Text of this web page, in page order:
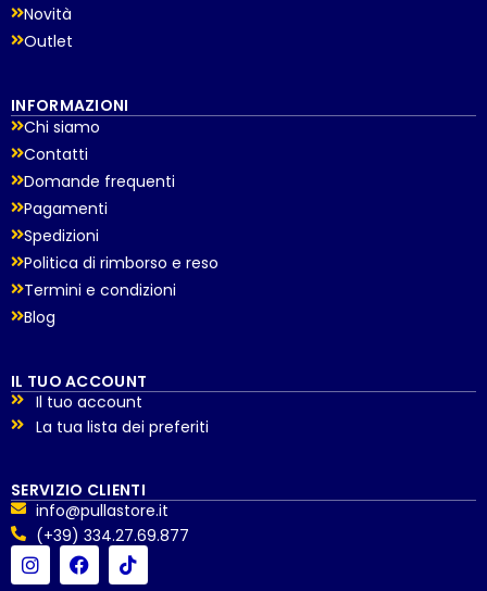
Novità
Outlet
INFORMAZIONI
Chi siamo
Contatti
Domande frequenti
Pagamenti
Spedizioni
Politica di rimborso e reso
Termini e condizioni
Blog
IL TUO ACCOUNT
Il tuo account
La tua lista dei preferiti
SERVIZIO CLIENTI
info@pullastore.it
(+39) 334.27.69.877